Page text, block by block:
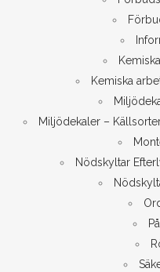
Kemiska
Miljödekaler –
Nödskyltar